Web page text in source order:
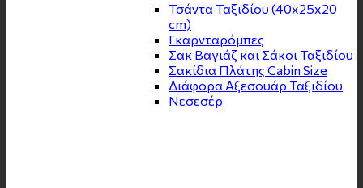
Τσάντα Ταξιδίου (40x25x20
cm)
Γκαρνταρόμπες
Σακ Βαγιάζ και Σάκοι Ταξιδίου
Σακίδια Πλάτης Cabin Size
Διάφορα Αξεσουάρ Ταξιδίου
Νεσεσέρ